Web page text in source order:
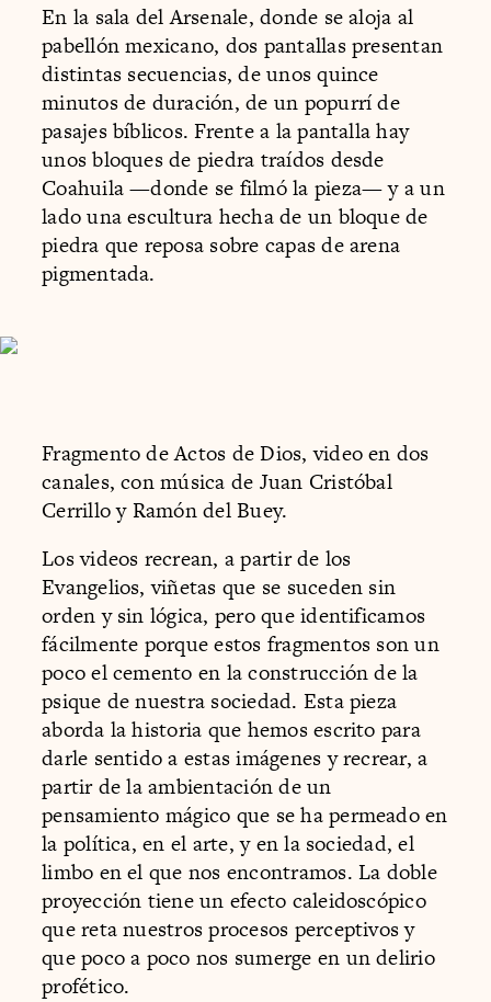
En la sala del Arsenale, donde se aloja al
pabellón mexicano, dos pantallas presentan
distintas secuencias, de unos quince
minutos de duración, de un popurrí de
pasajes bíblicos. Frente a la pantalla hay
unos bloques de piedra traídos desde
Coahuila —donde se filmó la pieza— y a un
lado una escultura hecha de un bloque de
piedra que reposa sobre capas de arena
pigmentada.
Fragmento de Actos de Dios, video en dos
canales, con música de Juan Cristóbal
Cerrillo y Ramón del Buey.
Los videos recrean, a partir de los
Evangelios, viñetas que se suceden sin
orden y sin lógica, pero que identificamos
fácilmente porque estos fragmentos son un
poco el cemento en la construcción de la
psique de nuestra sociedad. Esta pieza
aborda la historia que hemos escrito para
darle sentido a estas imágenes y recrear, a
partir de la ambientación de un
pensamiento mágico que se ha permeado en
la política, en el arte, y en la sociedad, el
limbo en el que nos encontramos. La doble
proyección tiene un efecto caleidoscópico
que reta nuestros procesos perceptivos y
que poco a poco nos sumerge en un delirio
profético.